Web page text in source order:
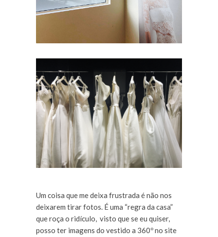
Um coisa que me deixa frustrada é não nos
deixarem tirar fotos. É uma “regra da casa”
que roça o ridículo, visto que se eu quiser,
posso ter imagens do vestido a 360º no site